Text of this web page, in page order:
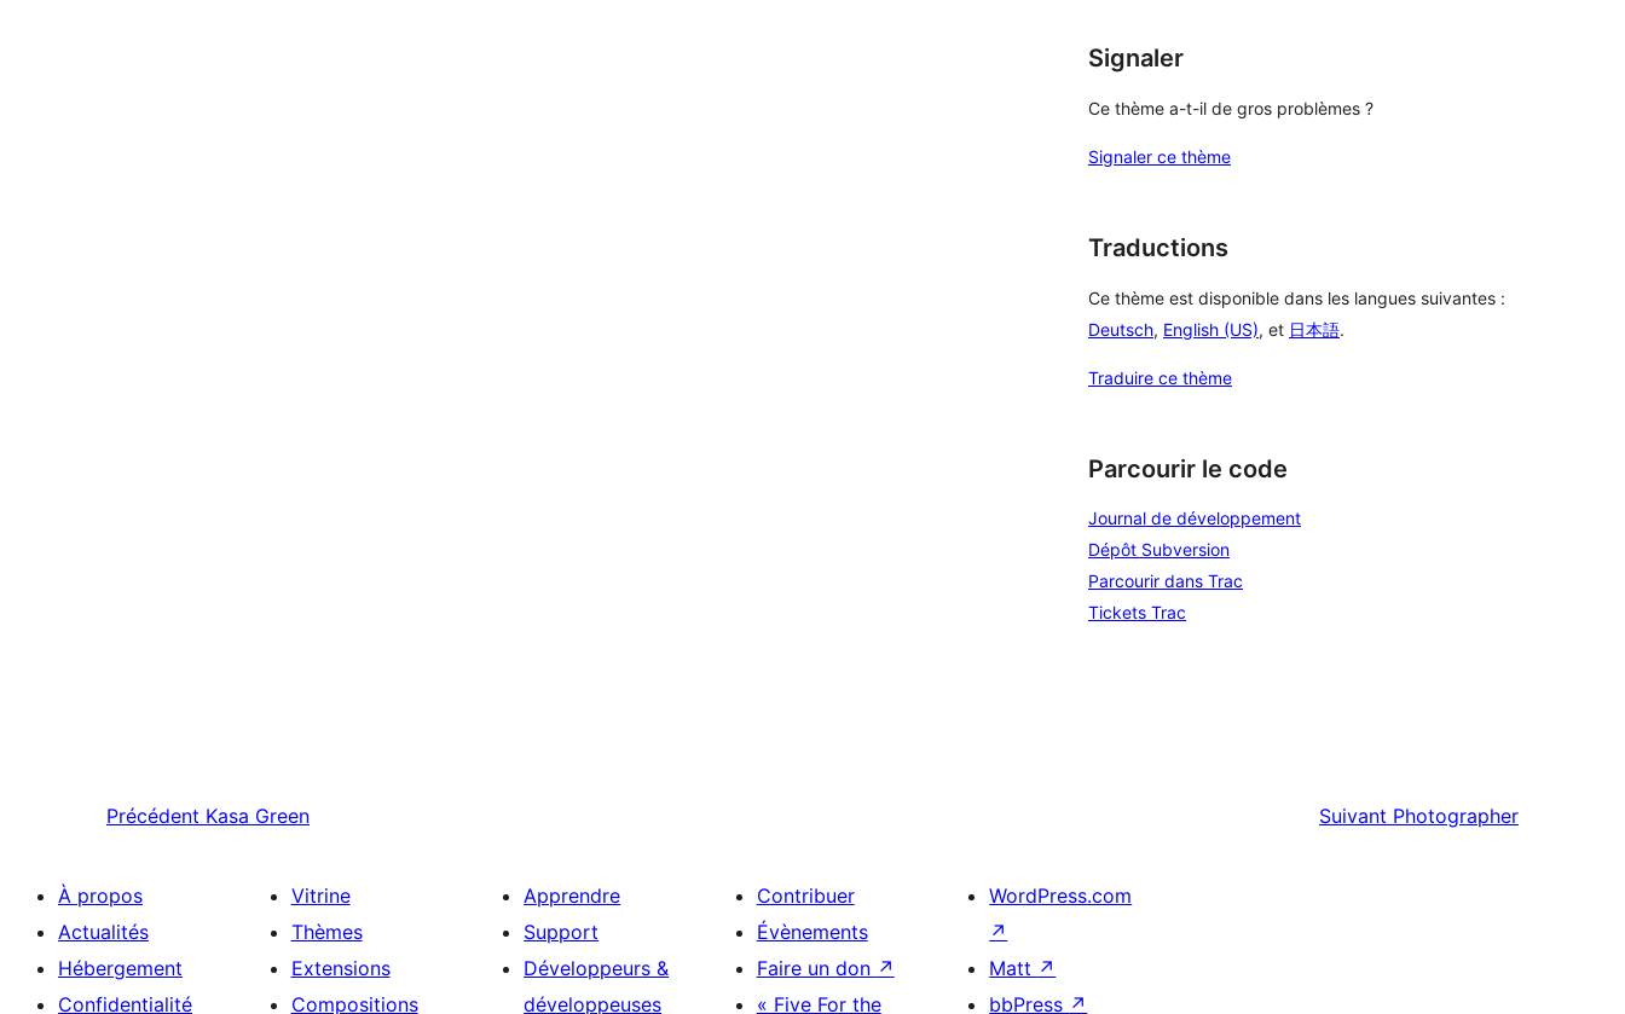
Signaler
Ce thème a-t-il de gros problèmes ?
Signaler ce thème
Traductions
Ce thème est disponible dans les langues suivantes :
Deutsch, English (US), et 日本語.
Traduire ce thème
Parcourir le code
Journal de développement
Dépôt Subversion
Parcourir dans Trac
Tickets Trac
Précédent Kasa Green Suivant Photographer
À propos
Actualités
Hébergement
Confidentialité
Vitrine
Thèmes
Extensions
Compositions
Apprendre
Support
Développeurs &
développeuses
Contribuer
Évènements
Faire un don ↗
« Five For the
WordPress.com
↗
Matt ↗
bbPress ↗